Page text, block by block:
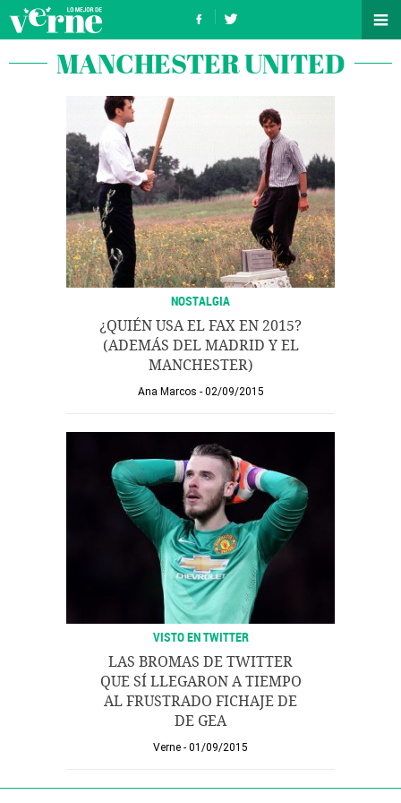
MANCHESTER UNITED
NOSTALGIA
¿QUIÉN USA EL FAX EN 2015?
(ADEMÁS DEL MADRID Y EL
MANCHESTER)
Ana Marcos 02/09/2015
VISTO EN TWITTER
LAS BROMAS DE TWITTER
QUE SÍ LLEGARON A TIEMPO
AL FRUSTRADO FICHAJE DE
DE GEA
Verne 01/09/2015